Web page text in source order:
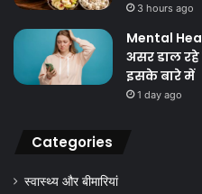
3 hours ago
Mental
असर डाल
इसके बारे में
1 day ago
Categories
स्वास्थ्य और बीमारियां